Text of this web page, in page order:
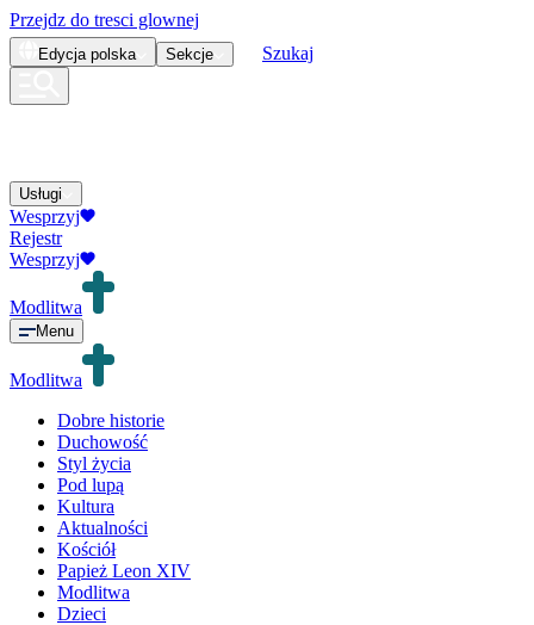
Przejdz do tresci glownej
Edycja polska Sekcje Szukaj
Usługi
Wesprzyj
Rejestr
Wesprzyj
Modlitwa
Menu
Modlitwa
Dobre historie
Duchowość
Styl życia
Pod lupą
Kultura
Aktualności
Kościół
Papież Leon XIV
Modlitwa
Dzieci